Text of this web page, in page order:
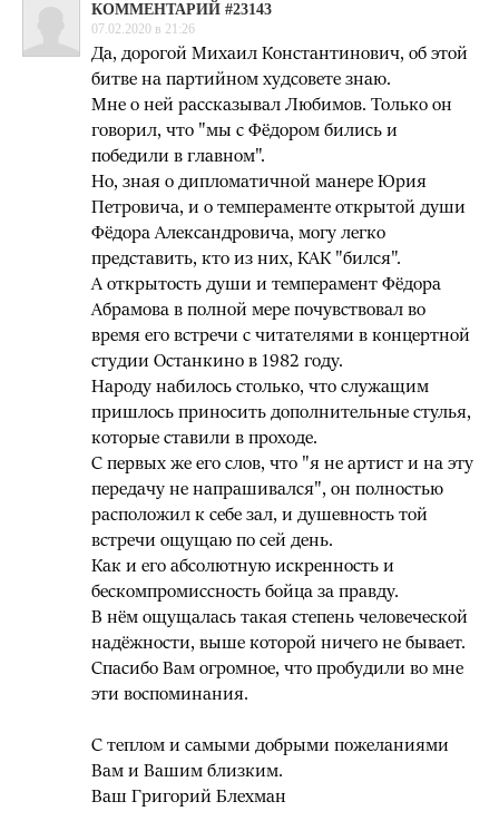
КОММЕНТАРИЙ #23143
07.02.2020 в 21:26
Да, дорогой Михаил Константинович, об этой
битве на партийном худсовете знаю.
Мне о ней рассказывал Любимов. Только он
говорил, что "мы с Фёдором бились и
победили в главном".
Но, зная о дипломатичной манере Юрия
Петровича, и о темпераменте открытой души
Фёдора Александровича, могу легко
представить, кто из них, КАК "бился".
А открытость души и темперамент Фёдора
Абрамова в полной мере почувствовал во
время его встречи с читателями в концертной
студии Останкино в 1982 году.
Народу набилось столько, что служащим
пришлось приносить дополнительные стулья,
которые ставили в проходе.
С первых же его слов, что "я не артист и на эту
передачу не напрашивался", он полностью
расположил к себе зал, и душевность той
встречи ощущаю по сей день.
Как и его абсолютную искренность и
бескомпромиссность бойца за правду.
В нём ощущалась такая степень человеческой
надёжности, выше которой ничего не бывает.
Спасибо Вам огромное, что пробудили во мне
эти воспоминания.
С теплом и самыми добрыми пожеланиями
Вам и Вашим близким.
Ваш Григорий Блехман